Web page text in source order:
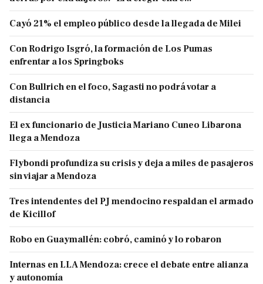
Cayó 21% el empleo público desde la llegada de Milei
Con Rodrigo Isgró, la formación de Los Pumas
enfrentar a los Springboks
Con Bullrich en el foco, Sagasti no podrá votar a
distancia
El ex funcionario de Justicia Mariano Cuneo Libarona
llega a Mendoza
Flybondi profundiza su crisis y deja a miles de pasajeros
sin viajar a Mendoza
Tres intendentes del PJ mendocino respaldan el armado
de Kicillof
Robo en Guaymallén: cobró, caminó y lo robaron
Internas en LLA Mendoza: crece el debate entre alianza
y autonomía